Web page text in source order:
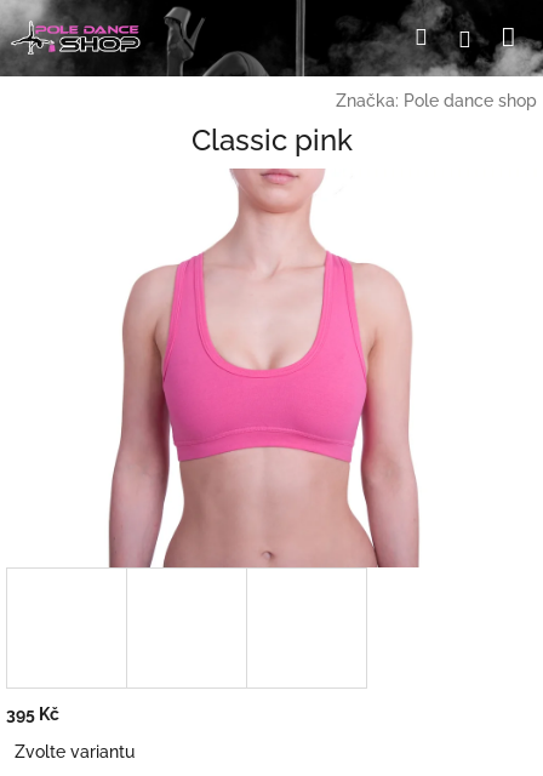
Přejít
na
obsah
Hledat
Značka: Pole dance shop
Classic pink
395 Kč
cena:
Zvolte variantu